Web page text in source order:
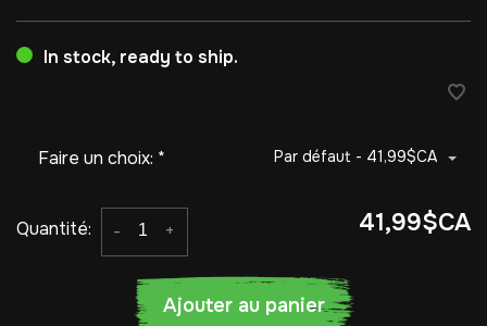
In stock, ready to ship.
Faire un choix: * Par défaut - 41,99$CA
Quantité: +
- 41,99$CA
Ajouter au panier